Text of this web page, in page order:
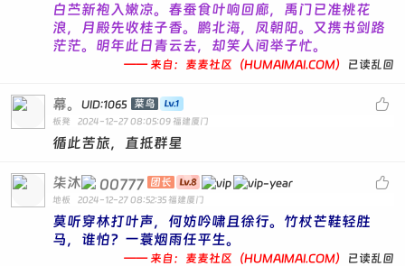
白苎新袍入嫩凉。春蚕食叶响回廊，禹门已准桃花
浪，月殿先收桂子香。鹏北海，凤朝阳。又携书剑路
茫茫。明年此日青云去，却笑人间举子忙。
—— 来自：麦麦社区（HUMAIMAI.COM） 已读乱回

幕。 UID:1065 菜鸟
板凳 2024-12-27 08:05:09 福建厦门
循此苦旅，直抵群星

柒沐 00777 团长
地板 2024-12-27 08:52:35 福建厦门
莫听穿林打叶声，何妨吟啸且徐行。竹杖芒鞋轻胜
马，谁怕？一蓑烟雨任平生。
—— 来自：麦麦社区（HUMAIMAI.COM） 已读乱回